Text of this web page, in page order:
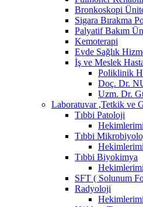
Bronkoskopi
Sigara Bırakma
Palyatif Bakım
Kemoterapi
Evde Sağlık
İş ve Meslek
Poliklinik
Doç. Dr.
Uzm. Dr.
Laboratuvar ,Tetkik ve
Tıbbi Patoloji
Tıbbi
Tıbbi Biyokimya
SFT ( Solunum
Radyoloji